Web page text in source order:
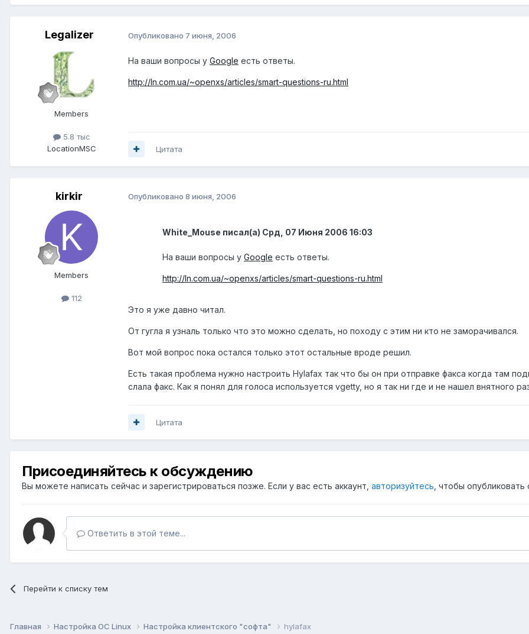
Legalizer
Members
5.8 тыс
LocationMSC
Опубликовано 7 июня, 2006
На ваши вопросы у Google есть ответы.
http://ln.com.ua/~openxs/articles/smart-questions-ru.html
Цитата
kirkir
Members
112
Опубликовано 8 июня, 2006
White_Mouse писал(а) Срд, 07 Июня 2006 16:03
На ваши вопросы у Google есть ответы.
http://ln.com.ua/~openxs/articles/smart-questions-ru.html
Это я уже давно читал.
От гугла я узналь только что это можно сделать, но походу с этим ни кто не заморачивался.
Вот мой вопрос пока остался только этот остальные вроде решил.
Есть такая проблема нужно настроить Hylafax так что бы он при отправке факса когда там
слала факс. Как я понял для голоса используется vgetty, но я так ни где и не нашел внятного
Цитата
Присоединяйтесь к обсуждению
Вы можете написать сейчас и зарегистрироваться позже. Если у вас есть аккаунт, авторизуйтесь , чтобы
Ответить в этой теме...
Перейти к списку тем
Главная Настройка ОС Linux Настройка клиентского "софта" hylafax